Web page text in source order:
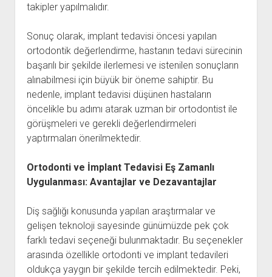
takipler yapılmalıdır.
Sonuç olarak, implant tedavisi öncesi yapılan
ortodontik değerlendirme, hastanın tedavi sürecinin
başarılı bir şekilde ilerlemesi ve istenilen sonuçların
alınabilmesi için büyük bir öneme sahiptir. Bu
nedenle, implant tedavisi düşünen hastaların
öncelikle bu adımı atarak uzman bir ortodontist ile
görüşmeleri ve gerekli değerlendirmeleri
yaptırmaları önerilmektedir.
Ortodonti ve İmplant Tedavisi Eş Zamanlı
Uygulanması: Avantajlar ve Dezavantajlar
Diş sağlığı konusunda yapılan araştırmalar ve
gelişen teknoloji sayesinde günümüzde pek çok
farklı tedavi seçeneği bulunmaktadır. Bu seçenekler
arasında özellikle ortodonti ve implant tedavileri
oldukça yaygın bir şekilde tercih edilmektedir. Peki,